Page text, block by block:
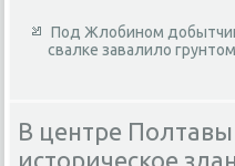
Под Жлобином
свалке завалило
В центре
историческое